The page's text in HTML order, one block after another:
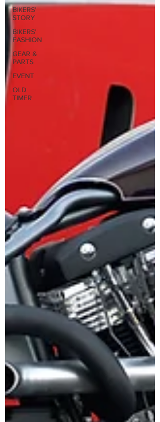
BIKERS'
STORY
BIKERS'
FASHION
GEAR &
PARTS
EVENT
OLD
TIMER